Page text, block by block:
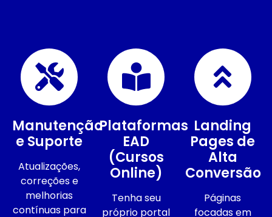
Manutenção
e Suporte
Atualizações,
correções e
melhorias
contínuas para
Plataformas
EAD
(Cursos
Online)
Tenha seu
próprio portal
Landing
Pages de
Alta
Conversão
Páginas
focadas em